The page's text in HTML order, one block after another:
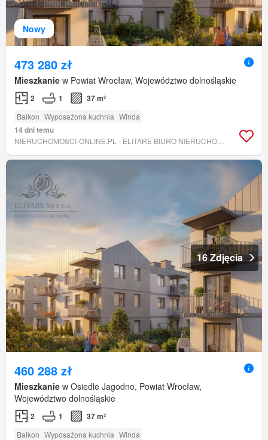
Nowy
473 280 zł
Mieszkanie w Powiat Wrocław, Województwo dolnośląskie
2 1 37 m²
Balkon Wyposażona kuchnia Winda
14 dni temu
16 Zdjęcia
460 288 zł
Mieszkanie w Osiedle Jagodno, Powiat Wrocław,
Województwo dolnośląskie
2 1 37 m²
Balkon Wyposażona kuchnia Winda